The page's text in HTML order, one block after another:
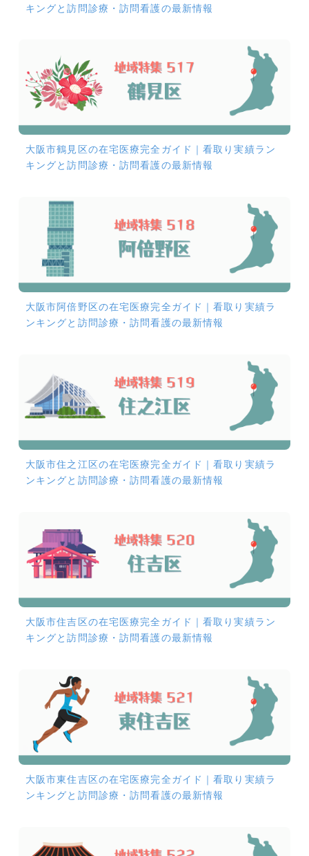
キングと訪問診療・訪問看護の最新情報
大阪市鶴見区の在宅医療完全ガイド｜看取り実績ラン
キングと訪問診療・訪問看護の最新情報
大阪市阿倍野区の在宅医療完全ガイド｜看取り実績ラ
ンキングと訪問診療・訪問看護の最新情報
大阪市住之江区の在宅医療完全ガイド｜看取り実績ラ
ンキングと訪問診療・訪問看護の最新情報
大阪市住吉区の在宅医療完全ガイド｜看取り実績ラン
キングと訪問診療・訪問看護の最新情報
大阪市東住吉区の在宅医療完全ガイド｜看取り実績ラ
ンキングと訪問診療・訪問看護の最新情報